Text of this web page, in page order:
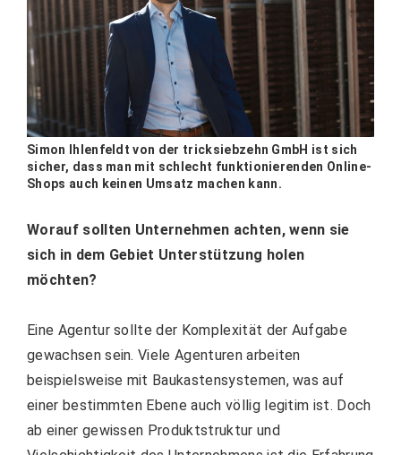
Simon Ihlenfeldt von der tricksiebzehn GmbH ist sich
sicher, dass man mit schlecht funktionierenden Online-
Shops auch keinen Umsatz machen kann.
Worauf sollten Unternehmen achten, wenn sie
sich in dem Gebiet Unterstützung holen
möchten?
Eine Agentur sollte der Komplexität der Aufgabe
gewachsen sein. Viele Agenturen arbeiten
beispielsweise mit Baukastensystemen, was auf
einer bestimmten Ebene auch völlig legitim ist. Doch
ab einer gewissen Produktstruktur und